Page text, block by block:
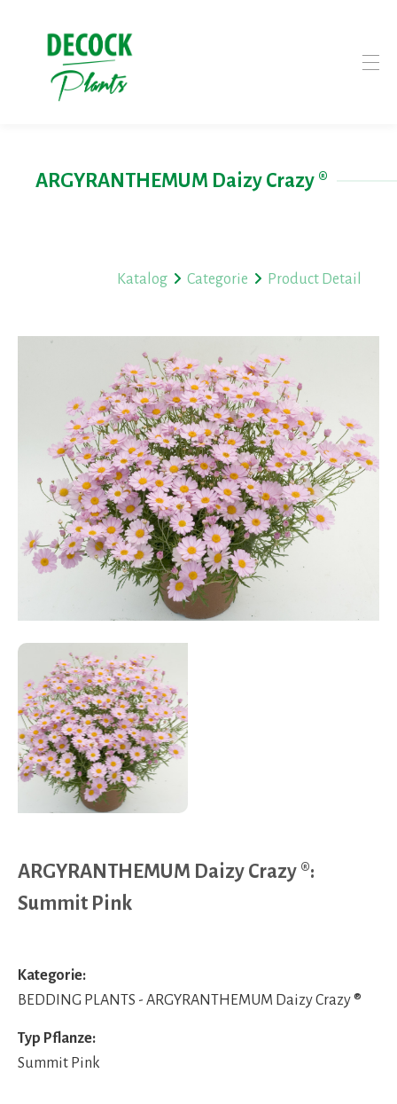
ARGYRANTHEMUM Daizy Crazy ®
Katalog Categorie Product Detail
ARGYRANTHEMUM Daizy Crazy ®:
Summit Pink
Kategorie:
BEDDING PLANTS - ARGYRANTHEMUM Daizy Crazy ®
Typ Pflanze:
Summit Pink